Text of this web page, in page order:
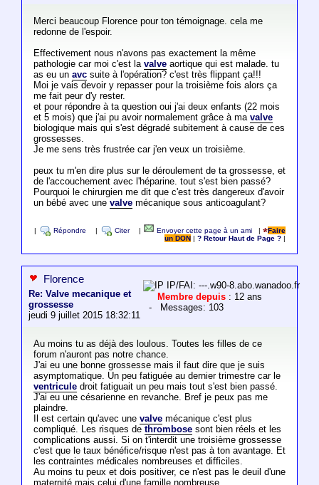
Merci beaucoup Florence pour ton témoignage. cela me
redonne de l'espoir.
Effectivement nous n'avons pas exactement la même
pathologie car moi c'est la valveaortique qui est malade. tu
as eu un avcsuite à l'opération? c'est très flippant ça!!!
Moi je vais devoir y repasser pour la troisième fois alors ça
me fait peur d'y rester.
et pour répondre à ta question oui j'ai deux enfants (22 mois
et 5 mois) que j'ai pu avoir normalement grâce à ma valve
biologique mais qui s'est dégradé subitement à cause de ces
grossesses.
Je me sens très frustrée car j'en veux un troisième.
peux tu m'en dire plus sur le déroulement de ta grossesse, et
de l'accouchement avec l'héparine. tout s'est bien passé?
Pourquoi le chirurgien me dit que c'est très dangereux d'avoir
un bébé avec une valvemécanique sous anticoagulant?
Répondre Citer Envoyer cette page à un ami |
Faire
un DON
|? Retour Haut de Page ?
Florence
Re: Valve mecanique et
grossesse
jeudi 9 juillet 2015 18:32:11
IP/FAI: ---.w90-8.abo.wanadoo.fr
Membre depuis : 12 ans
- Messages: 103
Au moins tu as déjà des loulous. Toutes les filles de ce
forum n'auront pas notre chance.
J'ai eu une bonne grossesse mais il faut dire que je suis
asymptomatique. Un peu fatiguée au dernier trimestre car le
ventriculedroit fatiguait un peu mais tout s'est bien passé.
J'ai eu une césarienne en revanche. Bref je peux pas me
plaindre.
Il est certain qu'avec une valvemécanique c'est plus
compliqué. Les risques de thrombosesont bien réels et les
complications aussi. Si on t'interdit une troisième grossesse
c'est que le taux bénéfice/risque n'est pas à ton avantage. Et
les contraintes médicales nombreuses et difficiles.
Au moins tu peux et dois positiver, ce n'est pas le deuil d'une
maternité mais celui d'une famille nombreuse.